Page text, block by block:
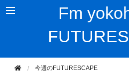
Fm
今週のFUTURESCAPE